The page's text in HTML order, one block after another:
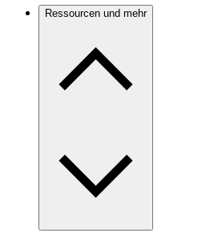
Ressourcen und mehr